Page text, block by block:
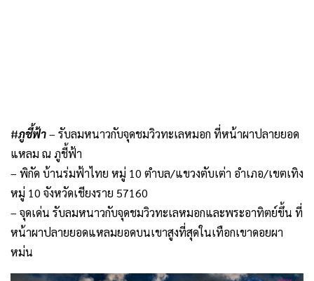
#ภูชี้ฟ้า– รับลมหนาวกับจุดชมวิวทะเลหมอก ที่หน้าผาปลายยอด
แหลม ณ ภูชี้ฟ้า
– พิกัด บ้านร่มฟ้าไทย หมู่ 10 ตำบล/แขวงตับเต่า อำเภอ/เขตเทิง
หมู่ 10 จังหวัดเชียงราย 57160
– จุดเด่น รับลมหนาวกับจุดชมวิวทะเลหมอกและพระอาทิตย์ขึ้น ที่
หน้าผาปลายยอดแหลมยอดบนเขาสูงที่สุดในเทือกเขาดอยผา
หม่น